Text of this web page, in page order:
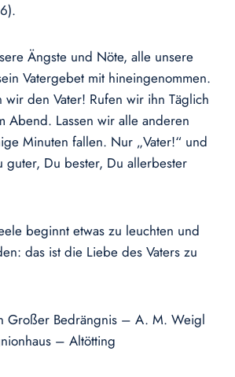
Ängste und Nöte, alle unsere
Vatergebet mit hineingenommen.
wir den Vater! Rufen wir ihn Täglich
Abend. Lassen wir alle anderen
Minuten fallen. Nur „Vater!“ und
guter, Du bester, Du allerbester
beginnt etwas zu leuchten und
das ist die Liebe des Vaters zu
Großer Bedrängnis – A. M. Weigl
– Altötting